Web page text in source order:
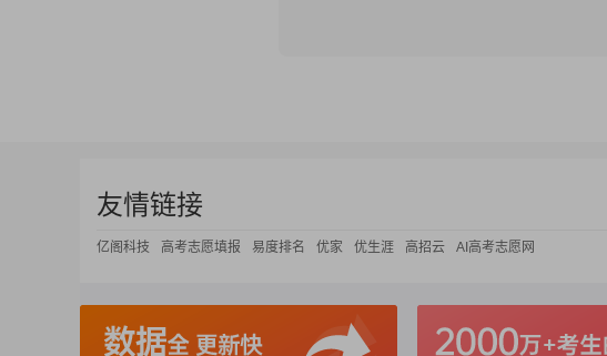
友情链接
亿阁科技 高考志愿填报 易度排名 优家 优生涯 高招云 AI高考志愿网